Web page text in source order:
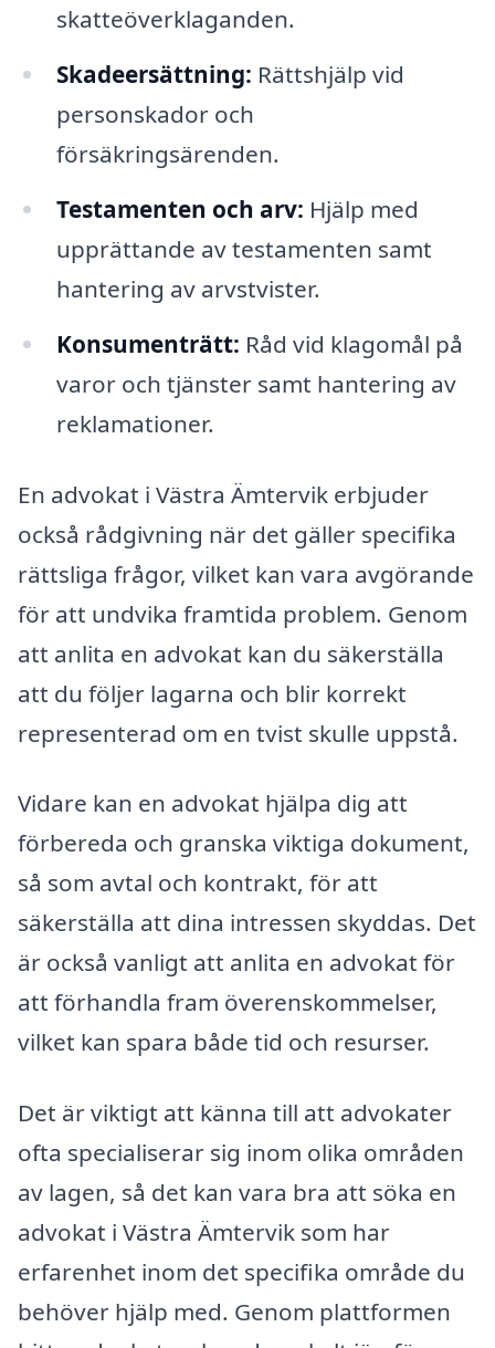
skatteöverklaganden.
Skadeersättning: Rättshjälp vid
personskador och
försäkringsärenden.
Testamenten och arv: Hjälp med
upprättande av testamenten samt
hantering av arvstvister.
Konsumenträtt: Råd vid klagomål på
varor och tjänster samt hantering av
reklamationer.
En advokat i Västra Ämtervik erbjuder
också rådgivning när det gäller specifika
rättsliga frågor, vilket kan vara avgörande
för att undvika framtida problem. Genom
att anlita en advokat kan du säkerställa
att du följer lagarna och blir korrekt
representerad om en tvist skulle uppstå.
Vidare kan en advokat hjälpa dig att
förbereda och granska viktiga dokument,
så som avtal och kontrakt, för att
säkerställa att dina intressen skyddas. Det
är också vanligt att anlita en advokat för
att förhandla fram överenskommelser,
vilket kan spara både tid och resurser.
Det är viktigt att känna till att advokater
ofta specialiserar sig inom olika områden
av lagen, så det kan vara bra att söka en
advokat i Västra Ämtervik som har
erfarenhet inom det specifika område du
behöver hjälp med. Genom plattformen